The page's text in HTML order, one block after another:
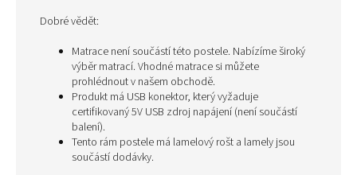
Dobré vědět:
Matrace není součástí této postele. Nabízíme široký
výběr matrací. Vhodné matrace si můžete
prohlédnout v našem obchodě.
Produkt má USB konektor, který vyžaduje
certifikovaný 5V USB zdroj napájení (není součástí
balení).
Tento rám postele má lamelový rošt a lamely jsou
součástí dodávky.